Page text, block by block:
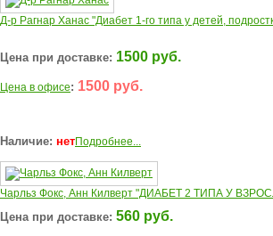
Д-р Рагнар Ханас "Диабет 1-го типа у детей,
Цена при доставке: 1500 руб.
Цена в офисе: 1500 руб.
Наличие: нетПодробнее...
Чарльз Фокс, Анн Килверт "ДИАБЕТ 2 ТИПА У
Цена при доставке: 560 руб.